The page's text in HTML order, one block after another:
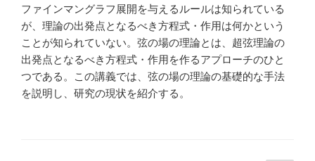
ファインマングラフ展開を与えるルールは知られている
が、理論の出発点となるべき方程式・作用は何かという
ことが知られていない。弦の場の理論とは、超弦理論の
出発点となるべき方程式・作用を作るアプローチのひと
つである。この講義では、弦の場の理論の基礎的な手法
を説明し、研究の現状を紹介する。